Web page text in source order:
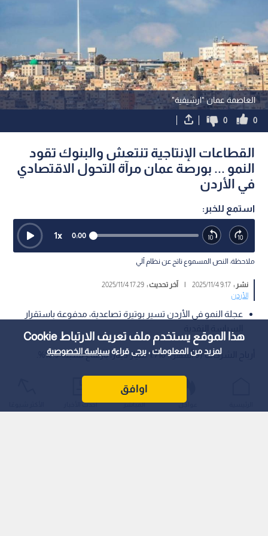
هذا الموقع يستخدم ملف تعريف الارتباط Cookie
لمزيد من المعلومات ، يرجى قراءةسياسة الخصوصية
اوافق
العاصمة عمان "ارشيفية"
0
0
القطاعات الإنتاجية تنتعش والبنوك تقود
النمو ... بورصة عمان مرآة التحول الاقتصادي
في الأردن
استمع للخبر:
0:00
1x
ملاحظة: النص المسموع ناتج عن نظام آلي
نشر :9:17 2025/11/4
| آخر تحديث :17:29 2025/11/4
الأردن
عجلة النمو في الأردن تسير بوتيرة تصاعدية، مدفوعة باستقرار
أرباح الشركات (9 أشهر): 1.716 مليار دينار، بارتفاع نسبته 10.9%.
عواجل المباشر أحدث الأخبار